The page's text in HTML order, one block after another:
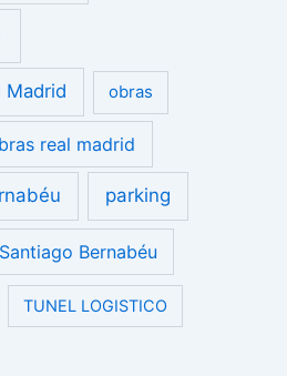
Madrid obras
real madrid
parking
Santiago Bernabéu
TUNEL LOGISTICO